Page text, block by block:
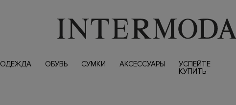
ОДЕЖДА ОБУВЬ СУМКИ АКСЕССУАРЫ
УСПЕЙТЕ
КУПИТЬ